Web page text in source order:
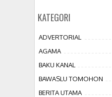
KATEGORI
ADVERTORIAL
AGAMA
BAKU KANAL
BAWASLU TOMOHON
BERITA UTAMA